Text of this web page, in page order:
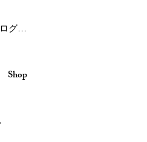
ログイン
Shop